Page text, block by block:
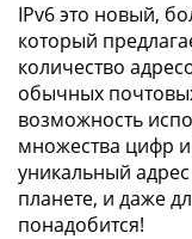
IPv6 это новый,
который
количество
обычных
возможность
множества цифр и
уникальный
планете, и даже
понадобится!